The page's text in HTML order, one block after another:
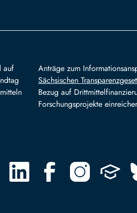
auf
Anträge zum
Sächsischen
Bezug auf
Forschungsprojekte